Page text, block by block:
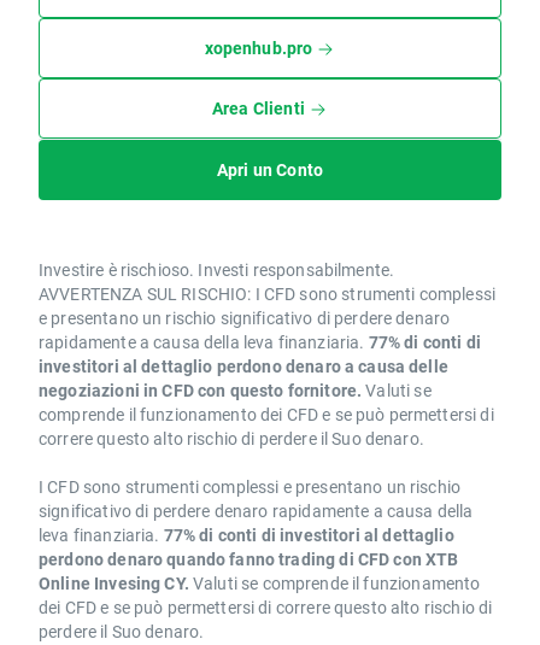
xopenhub.pro
Area Clienti
Apri un Conto
Investire è rischioso. Investi responsabilmente.
AVVERTENZA SUL RISCHIO: I CFD sono strumenti complessi
e presentano un rischio significativo di perdere denaro
rapidamente a causa della leva finanziaria. 77% di conti di
investitori al dettaglio perdono denaro a causa delle
negoziazioni in CFD con questo fornitore. Valuti se
comprende il funzionamento dei CFD e se può permettersi di
correre questo alto rischio di perdere il Suo denaro.
I CFD sono strumenti complessi e presentano un rischio
significativo di perdere denaro rapidamente a causa della
leva finanziaria. 77% di conti di investitori al dettaglio
perdono denaro quando fanno trading di CFD con XTB
Online Invesing CY. Valuti se comprende il funzionamento
dei CFD e se può permettersi di correre questo alto rischio di
perdere il Suo denaro.